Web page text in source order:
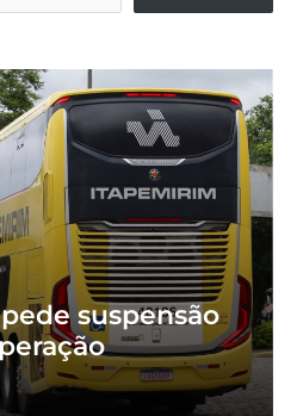
suspensão